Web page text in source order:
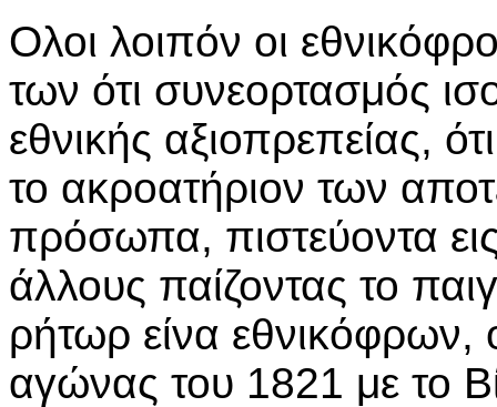
Ολοι λοιπόν οι
των ότι συνεορτασμός
εθνικής αξιοπρεπείας,
το ακροατήριον των
πρόσωπα, πιστεύοντα
άλλους παίζοντας το
ρήτωρ είνα εθνικόφρων,
αγώνας του 1821 με το